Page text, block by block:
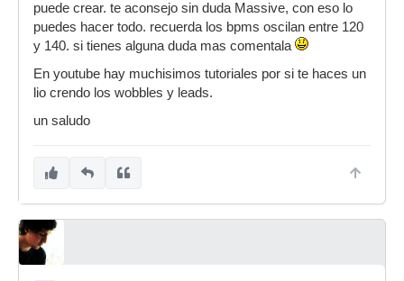
puede crear. te aconsejo sin duda Massive, con eso lo
puedes hacer todo. recuerda los bpms oscilan entre 120
y 140. si tienes alguna duda mas comentala
En youtube hay muchisimos tutoriales por si te haces un
lio crendo los wobbles y leads.
un saludo